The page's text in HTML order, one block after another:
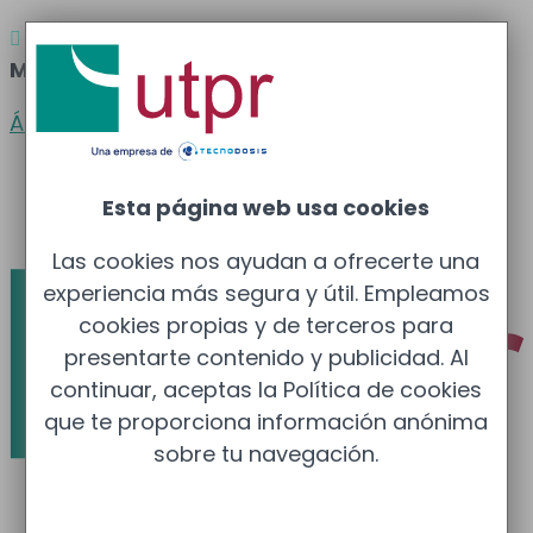
 Atención al cliente
Madrid: 910 211 975
Área clientes
Català
Esta página web usa cookies
Las cookies nos ayudan a ofrecerte una
experiencia más segura y útil. Empleamos
cookies propias y de terceros para
presentarte contenido y publicidad. Al
continuar, aceptas la Política de cookies
que te proporciona información anónima
sobre tu navegación.